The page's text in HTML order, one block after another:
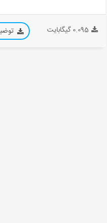
0.095 گیگابایت